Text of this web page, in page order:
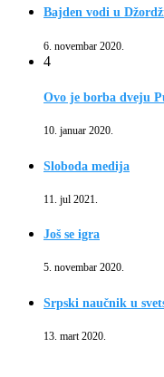
Bajden vodi u
6. novembar 2020.
4
Ovo je borba dveju
10. januar 2020.
Sloboda medija
11. jul 2021.
Još se igra
5. novembar 2020.
Srpski naučnik u
13. mart 2020.